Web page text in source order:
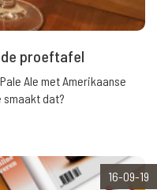
de proeftafel
Ale met Amerikaanse
smaakt dat?
16-09-19